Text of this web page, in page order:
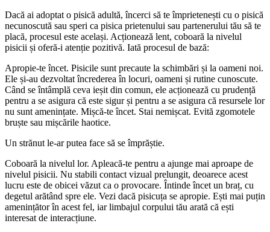
Dacă ai adoptat o pisică adultă, încerci să te împrietenești cu o pisică
necunoscută sau speri ca pisica prietenului sau partenerului tău să te
placă, procesul este același. Acționează lent, coboară la nivelul
pisicii și oferă-i atenție pozitivă. Iată procesul de bază:
Apropie-te încet. Pisicile sunt precaute la schimbări și la oameni noi.
Ele și-au dezvoltat încrederea în locuri, oameni și rutine cunoscute.
Când se întâmplă ceva ieșit din comun, ele acționează cu prudență
pentru a se asigura că este sigur și pentru a se asigura că resursele lor
nu sunt amenințate. Mișcă-te încet. Stai nemișcat. Evită zgomotele
bruște sau mișcările haotice.
Un strănut le-ar putea face să se împrăștie.
Coboară la nivelul lor. Apleacă-te pentru a ajunge mai aproape de
nivelul pisicii. Nu stabili contact vizual prelungit, deoarece acest
lucru este de obicei văzut ca o provocare. Întinde încet un braț, cu
degetul arătând spre ele. Vezi dacă pisicuța se apropie. Ești mai puțin
amenințător în acest fel, iar limbajul corpului tău arată că ești
interesat de interacțiune.